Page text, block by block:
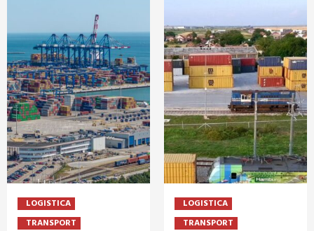
LOGISTICA
TRANSPORT
LOGISTICA
TRANSPORT